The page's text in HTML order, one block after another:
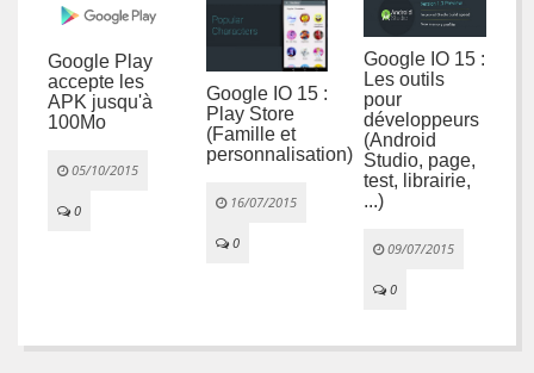
Google Play
accepte les
APK jusqu'à
100Mo
05/10/2015
0
Google IO 15 :
Play Store
(Famille et
personnalisation)
16/07/2015
0
Google IO 15 :
Les outils
pour
développeurs
(Android
Studio, page,
test, librairie,
...)
09/07/2015
0